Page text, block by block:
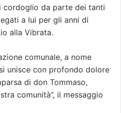
cordoglio da parte dei tanti
a lui per gli anni di
alla Vibrata.
comunale, a nome
unisce con profondo dolore
di don Tommaso,
comunità”, il messaggio